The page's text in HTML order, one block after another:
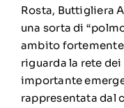
Rosta, Buttigliera
una sorta di
ambito fortemente
riguarda la rete
importante
rappresentata dal